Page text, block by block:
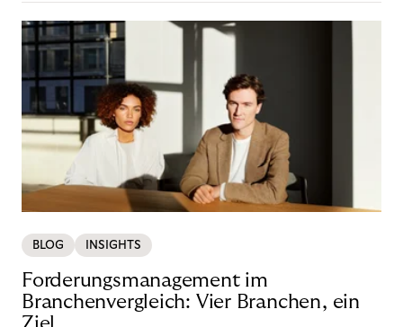
BLOG INSIGHTS
Forderungsmanagement im
Branchenvergleich: Vier Branchen, ein